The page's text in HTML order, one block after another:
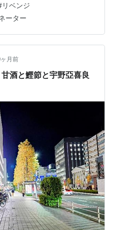
での下道が混んでいて結
郷南ICから乗ることにし
れるまま、江東区から葛飾
一撮れた写真。辰巳あたり
とトイレ休憩。結果、これ
リベンジ
ーター
月前
酒と鰹節と宇野亞喜良